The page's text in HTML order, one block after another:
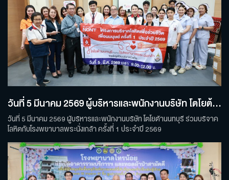
วันที่ 5 มีนาคม 2569 ผู้บริหารและพนักงานบริษัท โตโยต้านนทบุรี ร่วมบริจาคโลหิตกับโรงพยาบาลพระนั่งเกล้า
วันที่ 5 มีนาคม 2569 ผู้บริหารและพนักงานบริษัท โตโยต้านนทบุรี ร่วมบริจาค
โลหิตกับโรงพยาบาลพระนั่งเกล้า ครั้งที่ 1 ประจำปี 2569